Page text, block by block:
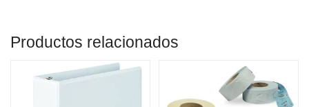
Productos relacionados